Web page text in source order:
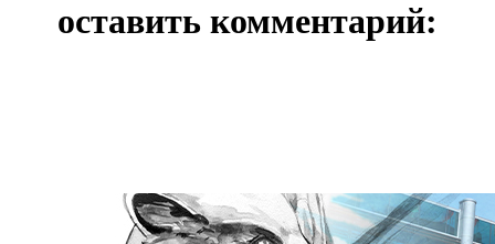
оставить комментарий: